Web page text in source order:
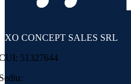
CONCEPT SALES SRL
51327644